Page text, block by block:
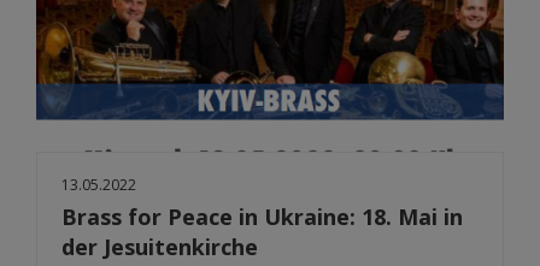
13.05.2022
Brass for Peace in Ukraine: 18. Mai in
der Jesuitenkirche